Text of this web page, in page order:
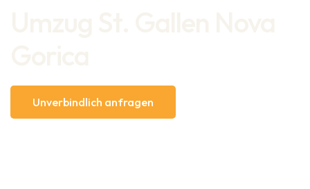
Unverbindlich anfragen